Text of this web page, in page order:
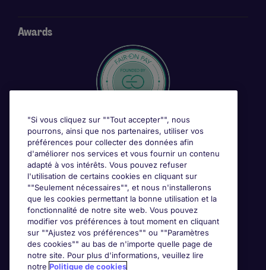
Awards
"Si vous cliquez sur ""Tout accepter"", nous
pourrons, ainsi que nos partenaires, utiliser vos
préférences pour collecter des données afin
d'améliorer nos services et vous fournir un contenu
adapté à vos intérêts. Vous pouvez refuser
l'utilisation de certains cookies en cliquant sur
""Seulement nécessaires"", et nous n'installerons
que les cookies permettant la bonne utilisation et la
fonctionnalité de notre site web. Vous pouvez
modifier vos préférences à tout moment en cliquant
sur ""Ajustez vos préférences"" ou ""Paramètres
des cookies"" au bas de n'importe quelle page de
notre site. Pour plus d'informations, veuillez lire
notre Politique de cookies